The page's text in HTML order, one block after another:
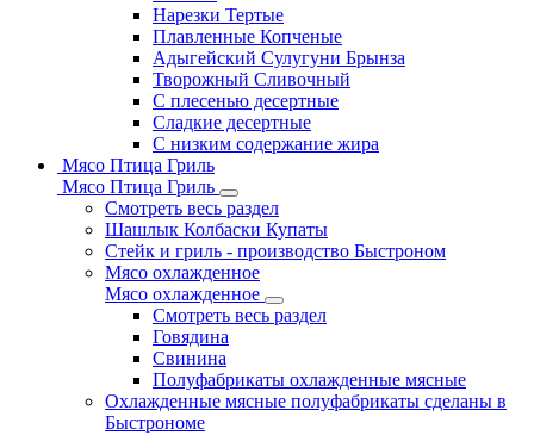
Нарезки Тертые
Плавленные Копченые
Адыгейский Сулугуни Брынза
Творожный Сливочный
С плесенью десертные
Сладкие десертные
С низким содержание жира
Мясо Птица Гриль
Мясо Птица Гриль
Смотреть весь раздел
Шашлык Колбаски Купаты
Стейк и гриль - производство Быстроном
Мясо охлажденное
Мясо охлажденное
Смотреть весь раздел
Говядина
Свинина
Полуфабрикаты охлажденные мясные
Охлажденные мясные полуфабрикаты сделаны в
Быстрономе